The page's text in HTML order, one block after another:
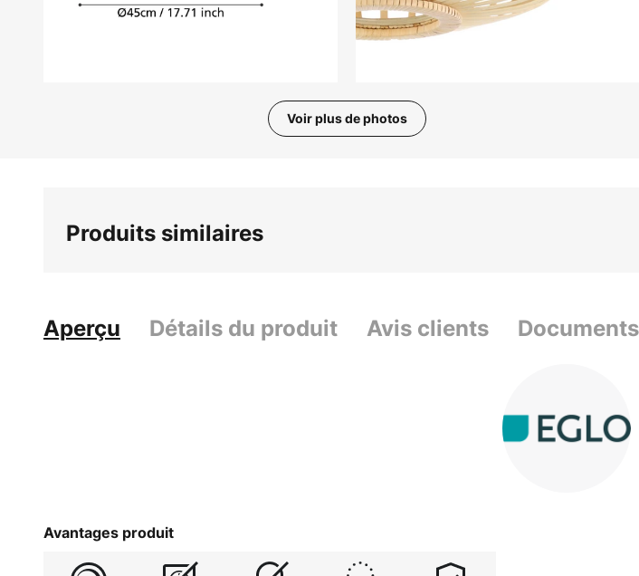
Voir plus de photos
Produits similaires
Aperçu Détails du produit Avis clients Documents
Avantages produit